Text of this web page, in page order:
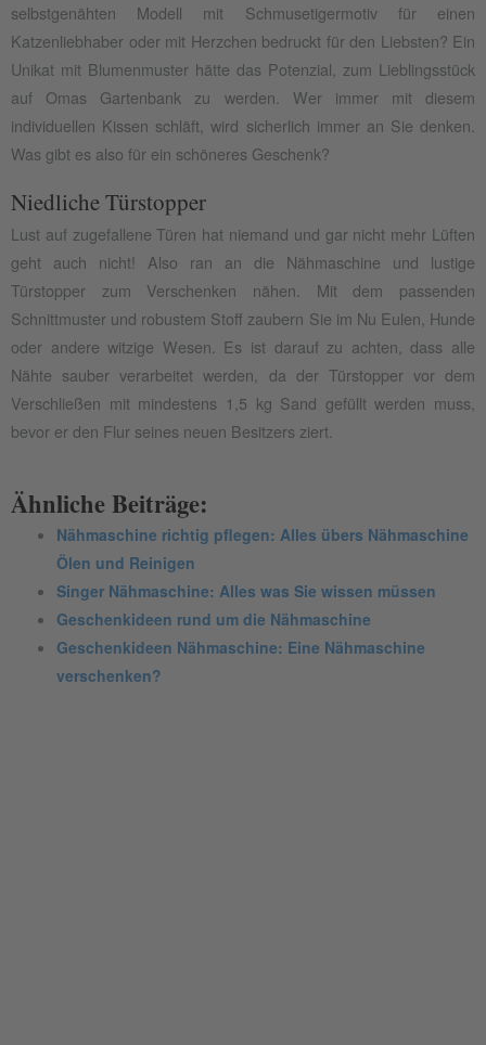
selbstgenähten Modell mit Schmusetigermotiv für einen
Katzenliebhaber oder mit Herzchen bedruckt für den Liebsten? Ein
Unikat mit Blumenmuster hätte das Potenzial, zum Lieblingsstück
auf Omas Gartenbank zu werden. Wer immer mit diesem
individuellen Kissen schläft, wird sicherlich immer an Sie denken.
Was gibt es also für ein schöneres Geschenk?
Niedliche Türstopper
Lust auf zugefallene Türen hat niemand und gar nicht mehr Lüften
geht auch nicht! Also ran an die Nähmaschine und lustige
Türstopper zum Verschenken nähen. Mit dem passenden
Schnittmuster und robustem Stoff zaubern Sie im Nu Eulen, Hunde
oder andere witzige Wesen. Es ist darauf zu achten, dass alle
Nähte sauber verarbeitet werden, da der Türstopper vor dem
Verschließen mit mindestens 1,5 kg Sand gefüllt werden muss,
bevor er den Flur seines neuen Besitzers ziert.
Ähnliche Beiträge:
Nähmaschine richtig pflegen: Alles übers Nähmaschine
Ölen und Reinigen
Singer Nähmaschine: Alles was Sie wissen müssen
Geschenkideen rund um die Nähmaschine
Geschenkideen Nähmaschine: Eine Nähmaschine
verschenken?